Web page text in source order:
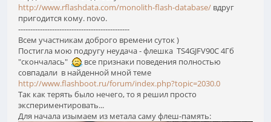
http://www.rflashdata.com/monolith-flash-database/ вдруг
пригодится кому. novo.
----------------------------------------------
Всем участникам доброго времени суток )
Постигла мою подругу неудача - флешка TS4GJFV90C 4Гб
"скончалась"
все признаки поведения полностью
совпадали в найденной мной теме
http://www.flashboot.ru/forum/index.php?topic=2030.0
Так как терять было нечего, то я решил просто
экспериментировать...
Для начала изымаем из метала саму флеш-память: